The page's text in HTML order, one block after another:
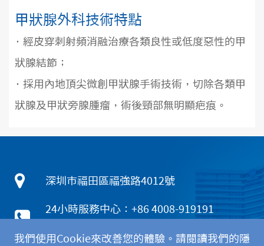
我們使用Cookie來改善您的體驗。請閱讀我們的隱
甲狀腺外科技術特點
· 經皮穿刺射頻消融治療各類良性或低度惡性的甲
狀腺結節；
· 採用內地頂尖微創甲狀腺手術技術，切除各類甲
狀腺及甲狀旁腺腫瘤，術後頸部無明顯疤痕。
深圳市福田區福強路4012號
24小時服務中心：+86 4008-919191